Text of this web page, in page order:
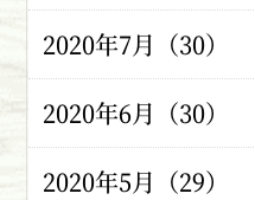
2020年7月（30）
2020年6月（30）
2020年5月（29）